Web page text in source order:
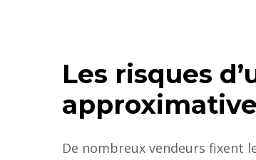
Les risques
De nombreux vendeurs fixent